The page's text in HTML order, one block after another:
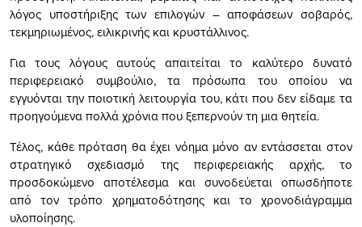
λόγος υποστήριξης των επιλογών – αποφάσεων σοβαρός,
τεκμηριωμένος, ειλικρινής και κρυστάλλινος.
Για τους λόγους αυτούς απαιτείται το καλύτερο δυνατό
περιφερειακό συμβούλιο, τα πρόσωπα του οποίου να
εγγυόνται την ποιοτική λειτουργία του, κάτι που δεν είδαμε τα
προηγούμενα πολλά χρόνια που ξεπερνούν τη μια θητεία.
Τέλος, κάθε πρόταση θα έχει νόημα μόνο αν εντάσσεται στον
στρατηγικό σχεδιασμό της περιφερειακής αρχής, το
προσδοκώμενο αποτέλεσμα και συνοδεύεται οπωσδήποτε
από τον τρόπο χρηματοδότησης και το χρονοδιάγραμμα
υλοποίησης.